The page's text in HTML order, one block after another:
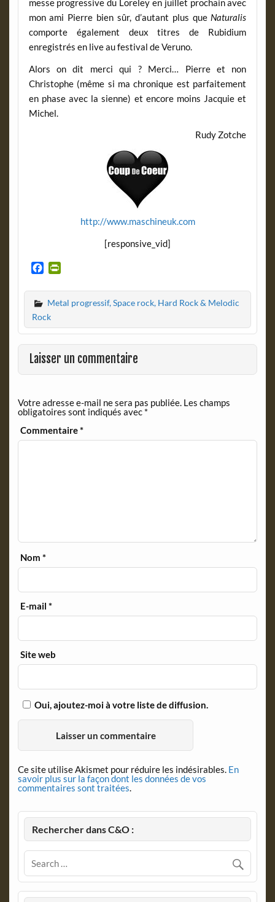
messe progressive du Loreley en juillet prochain avec
mon ami Pierre bien sûr, d’autant plus que Naturalis
comporte également deux titres de Rubidium
enregistrés en live au festival de Veruno.
Alors on dit merci qui ? Merci… Pierre et non
Christophe (même si ma chronique est parfaitement
en phase avec la sienne) et encore moins Jacquie et
Michel.
Rudy Zotche
http://www.maschineuk.com
[responsive_vid]
c
e
b
o
o
k
i
n
F
r
i
e
n
l
y
Metal progressif, Space rock, Hard Rock & Melodic
Rock
Laisser un commentaire
Votre adresse e-mail ne sera pas publiée. Les champs
obligatoires sont indiqués avec *
Commentaire*
Nom*
E-mail*
Site web
Oui, ajoutez-moi à votre liste de diffusion.
Ce site utilise Akismet pour réduire les indésirables. En
savoir plus sur la façon dont les données de vos
commentaires sont traitées
Rechercher dans C&O :